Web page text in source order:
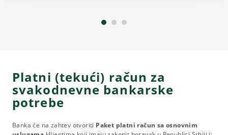
Platni (tekući) račun za
svakodnevne bankarske
potrebe
Banka će na zahtev otvoriti Paket platni račun sa osnovnim